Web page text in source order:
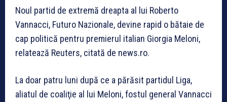
Noul partid de extremă dreapta al lui Roberto
Vannacci, Futuro Nazionale, devine rapid o bătaie de
cap politică pentru premierul italian Giorgia Meloni,
relatează Reuters, citată de news.ro.
La doar patru luni după ce a părăsit partidul Liga,
aliatul de coaliţie al lui Meloni, fostul general Vannacci